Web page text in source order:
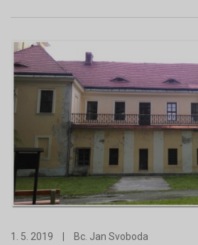
1. 5. 2019 Bc. Jan Svoboda